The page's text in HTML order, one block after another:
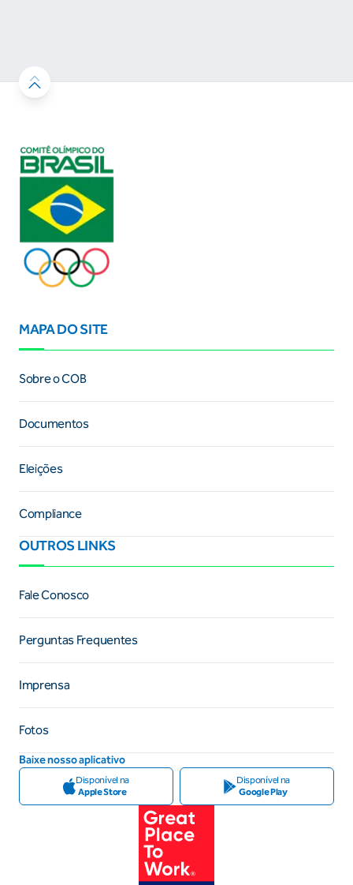
MAPA DO SITE
Sobre o COB
Documentos
Eleições
Compliance
OUTROS LINKS
Fale Conosco
Perguntas Frequentes
Imprensa
Fotos
Baixe nosso aplicativo
Disponível na
Apple Store
Disponível na
Google Play